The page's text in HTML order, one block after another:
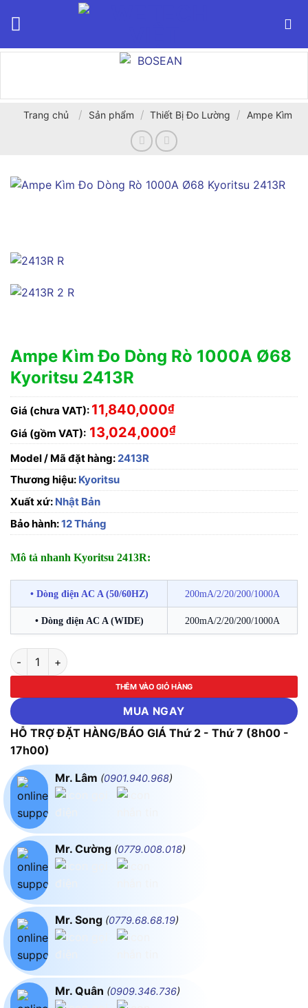
Trang chủ / Sản phẩm / Thiết Bị Đo Lường / Ampe Kìm
Ampe Kìm Đo Dòng Rò 1000A Ø68
Kyoritsu 2413R
Giá (chưa VAT): 11,840,000₫
Giá (gồm VAT): 13,024,000₫
Model / Mã đặt hàng:2413R
Thương hiệu: Kyoritsu
Xuất xứ: Nhật Bản
Bảo hành:12 Tháng
Mô tả nhanh Kyoritsu 2413R:
• Dòng điện AC A (50/60HZ) 200mA/2/20/200/1000A
• Dòng điện AC A (WIDE) 200mA/2/20/200/1000A
Ampe Kìm Đo Dòng Rò 1000A Ø68 Kyoritsu 2413R số lượng
THÊM VÀO GIỎ HÀNG
MUA NGAY
HỖ TRỢ ĐẶT HÀNG/BÁO GIÁ Thứ 2 - Thứ 7 (8h00 -
17h00)
Mr. Lâm (0901.940.968)
Mr. Cường (0779.008.018)
Mr. Song (0779.68.68.19)
Mr. Quân (0909.346.736)